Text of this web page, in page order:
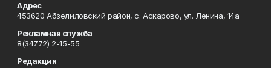
Адрес
453620 Абзелиловский район, с. Аскарово, ул. Ленина, 14а
Рекламная служба
8(34772) 2-15-55
Редакция